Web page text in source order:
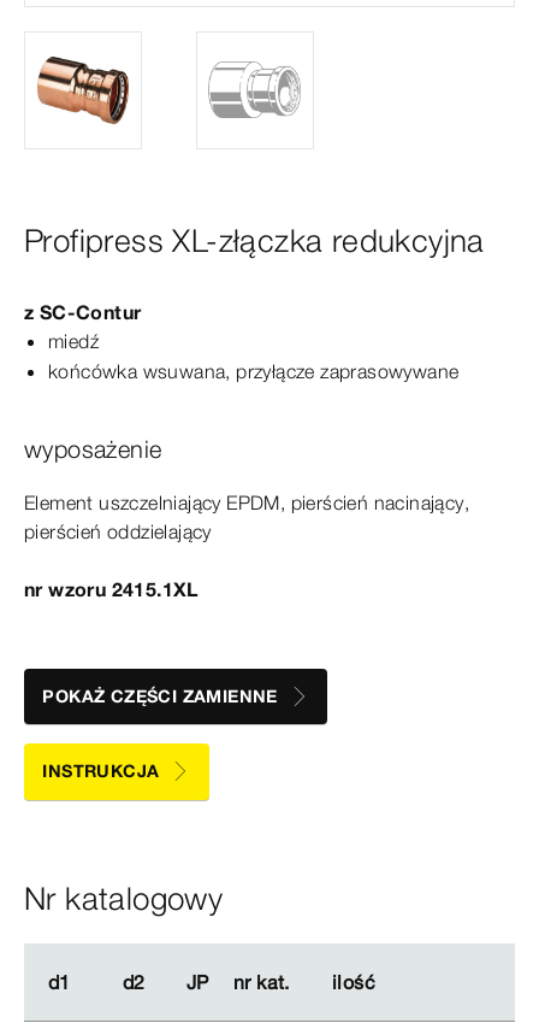
Profipress XL-złączka redukcyjna
z SC‑Contur
miedź
końcówka wsuwana, przyłącze zaprasowywane
wyposażenie
Element uszczelniającyEPDM, pierścień nacinający,
pierścień oddzielający
nr wzoru 2415.1XL
POKAŻ CZĘŚCI ZAMIENNE
INSTRUKCJA
Nr katalogowy
d1 d2 JP nr kat. ilość
d1 d2 JP nr kat. ilość